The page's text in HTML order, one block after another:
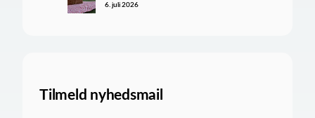
6. juli 2026
Tilmeld nyhedsmail